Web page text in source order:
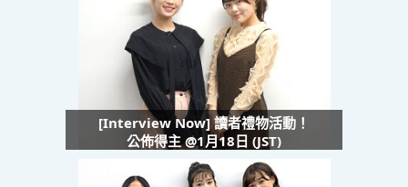
[Interview Now] 讀者禮物活動！
公佈得主 @1月18日 (JST)